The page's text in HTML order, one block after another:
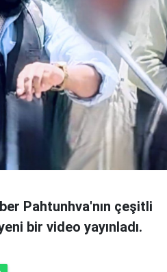
Pahtunhva'nın çeşitli
bir video yayınladı.